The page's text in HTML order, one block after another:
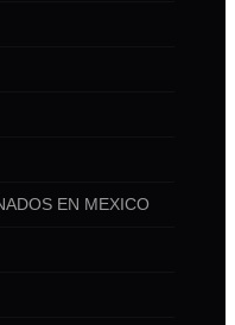
EN MEXICO